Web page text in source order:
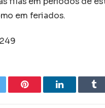
em feriados.
249
Pinterest LinkedIn